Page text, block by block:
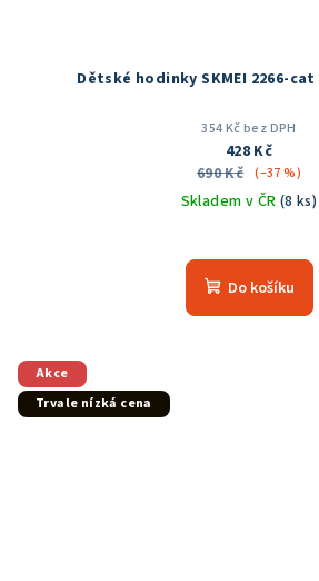
Dětské hodinky SKMEI 2266-cat
354 Kč bez DPH
428 Kč
690 Kč (–37 %)
Skladem v ČR (8 ks)
Do košíku
Akce
Trvale nízká cena